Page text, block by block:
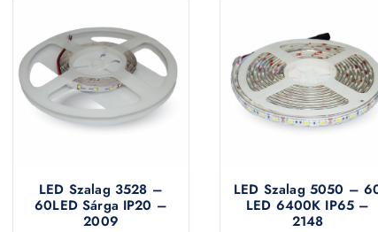
LED Szalag 3528 –
60LED Sárga IP20 –
2009
LED Szalag 5050 –
LED 6400K IP65 –
2148